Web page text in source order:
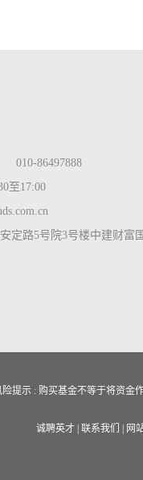
010-86497888
至17:00
定路5号院3号楼中建财富
险提示 : 购买基金不等于将资金
诚聘英才 联系我们 网